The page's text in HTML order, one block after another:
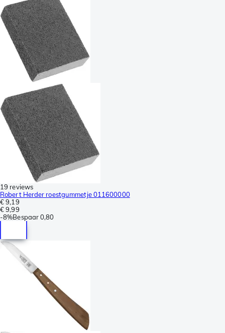
19 reviews
Robert Herder roestgummetje 011600000
€ 9,19
€ 9,99
-8%Bespaar0,80